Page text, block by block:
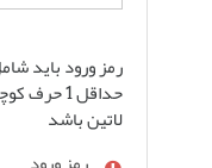
لاتین باشد